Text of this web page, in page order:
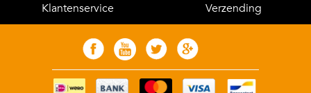
Klantenservice Verzending